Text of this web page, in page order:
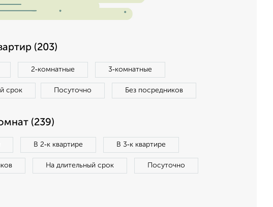
(203)
2‑комнатные 3‑комнатные
срок Посуточно Без посредников
(239)
В 2‑к квартире В 3‑к квартире
На длительный срок Посуточно